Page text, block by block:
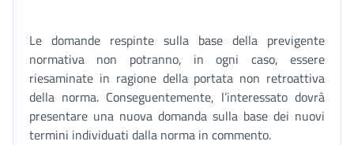
Le domande respinte sulla base della previgente
normativa non potranno, in ogni caso, essere
riesaminate in ragione della portata non retroattiva
della norma. Conseguentemente, l’interessato dovrà
presentare una nuova domanda sulla base dei nuovi
termini individuati dalla norma in commento.